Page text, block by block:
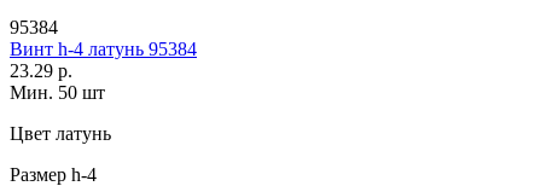
95384
Винт h-4 латунь 95384
23.29 р.
Мин. 50 шт
Цвет латунь
Размер h-4